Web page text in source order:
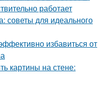
работает
советы для идеального
избавиться от
картины на стене: